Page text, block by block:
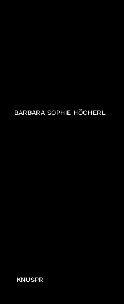
BARBARA SOPHIE HÖCHERL
KNUSPR